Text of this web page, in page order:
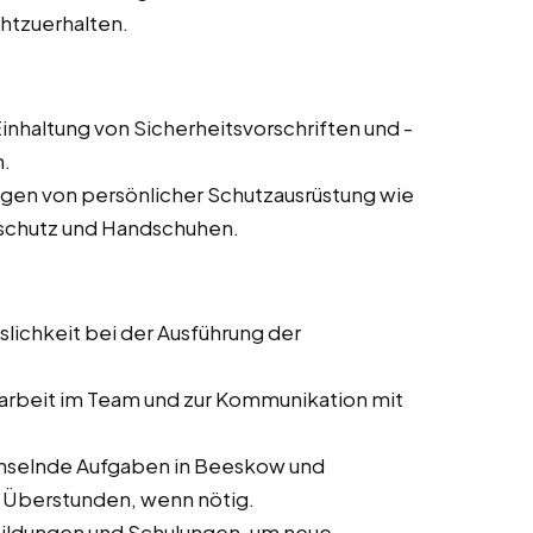
von Sicherheitsvorschriften und -
von persönlicher Schutzausrüstung wie
und Handschuhen.
bei der Ausführung der
im Team und zur Kommunikation mit
Aufgaben in Beeskow und
wenn nötig.